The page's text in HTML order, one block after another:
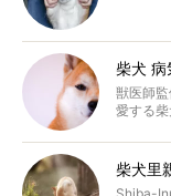
柴犬 病
獣医師
愛する
柴犬里